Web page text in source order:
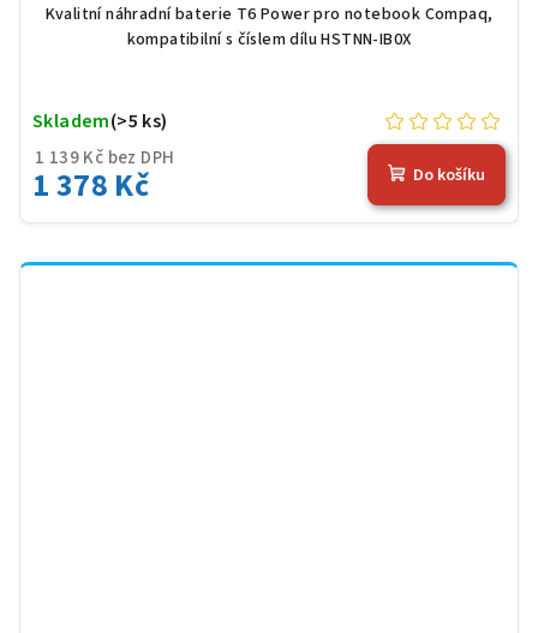
Kvalitní náhradní baterie T6 Power pro notebook Compaq,
kompatibilní s číslem dílu HSTNN-IB0X
1 139 Kč bez DPH
1 378 Kč
Skladem(>5 ks)
Do košíku